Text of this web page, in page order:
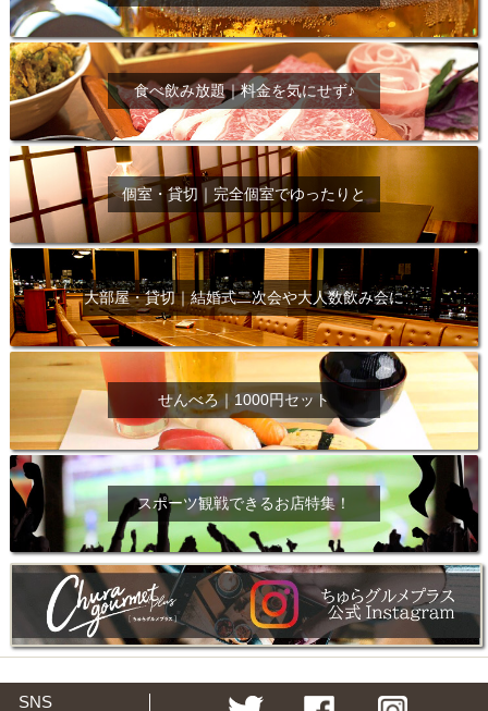
食べ飲み放題｜料金を気にせず♪
個室・貸切｜完全個室でゆったりと
大部屋・貸切｜結婚式二次会や大人数飲み会に
せんべろ｜1000円セット
スポーツ観戦できるお店特集！
SNS